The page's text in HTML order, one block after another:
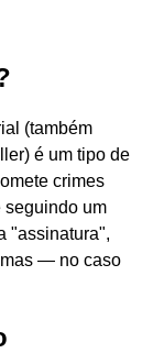
(também
é um tipo de
crimes
seguindo um
"assinatura",
— no caso